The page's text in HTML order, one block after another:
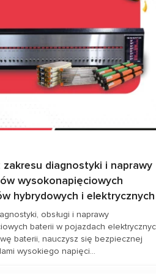
zakresu diagnostyki i naprawy
wysokonapięciowych
hybrydowych i elektrycznych
obsługi i naprawy
baterii w pojazdach
baterii, nauczysz się bezpiecznej
wysokiego napięci...